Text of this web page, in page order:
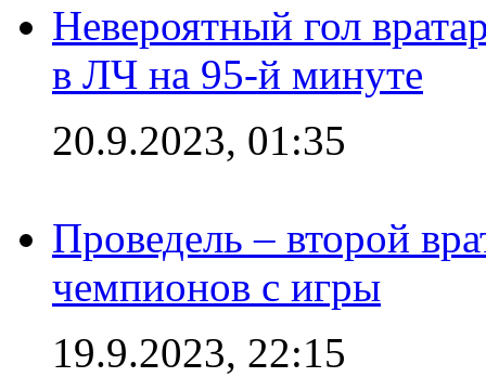
Невероятный гол
в ЛЧ на 95-й минуте
20.9.2023, 01:35
Проведель – второй
чемпионов с игры
19.9.2023, 22:15